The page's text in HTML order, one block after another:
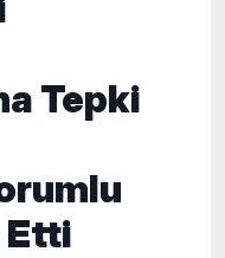
Tepki
Etti